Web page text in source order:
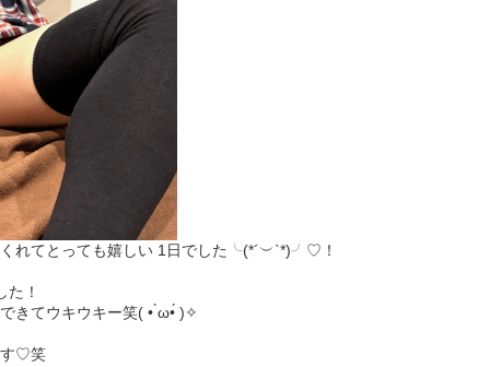
れてとっても嬉しい 1日でした╰(*´︶`*)╯♡！
！
きてウキウキー笑( • ̀ω•́ )✧
す♡笑